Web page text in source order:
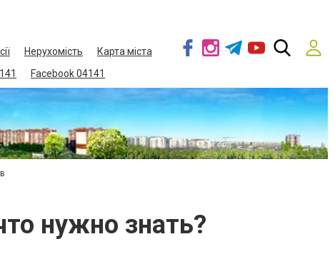
Нерухомість
Карта міста
Facebook 04141
нужно знать?